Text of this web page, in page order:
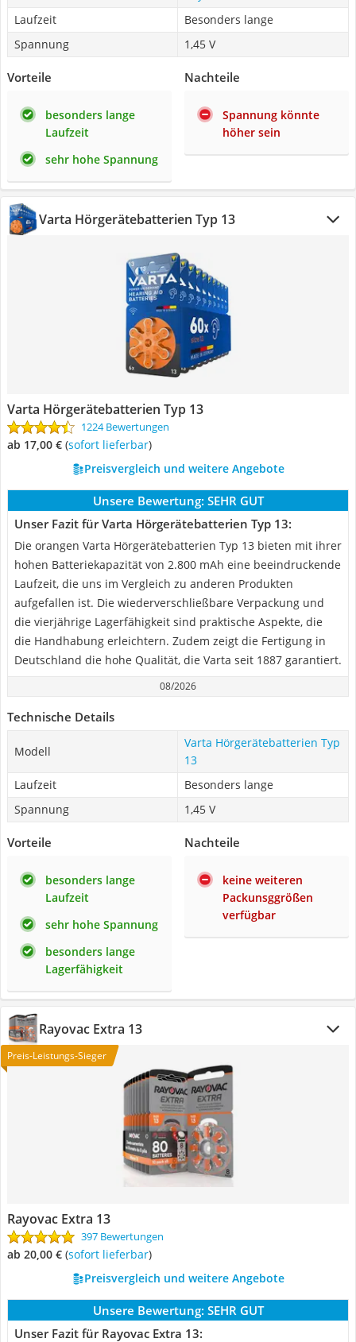
Laufzeit
Besonders lange
Spannung
1,45 V
Vorteile
besonders lange
Laufzeit
sehr hohe Spannung
Nachteile
Spannung könnte
höher sein
Varta Hörgerätebatterien Typ 13
Varta Hörgerätebatterien Typ 13
1224 Bewertungen
ab 17,00 € ( Sofort lieferbar)
Preisvergleich und weitere Angebote
Unsere Bewertung: SEHR GUT
Unser Fazit für Varta Hörgerätebatterien Typ 13:
Die orangen Varta Hörgerätebatterien Typ 13 bieten mit ihrer
hohen Batteriekapazität von 2.800 mAh eine beeindruckende
Laufzeit, die uns im Vergleich zu anderen Produkten
aufgefallen ist. Die wiederverschließbare Verpackung und
die vierjährige Lagerfähigkeit sind praktische Aspekte, die
die Handhabung erleichtern. Zudem zeigt die Fertigung in
Deutschland die hohe Qualität, die Varta seit 1887 garantiert.
08/2026
Technische Details
Modell
Varta Hörgerätebatterien Typ
13
Laufzeit
Besonders lange
Spannung
1,45 V
Vorteile
besonders lange
Laufzeit
sehr hohe Spannung
besonders lange
Lagerfähigkeit
Nachteile
keine weiteren
Packunsggrößen
verfügbar
Rayovac Extra 13
Preis-Leistungs-Sieger
Rayovac Extra 13
397 Bewertungen
ab 20,00 € ( Sofort lieferbar)
Preisvergleich und weitere Angebote
Unsere Bewertung: SEHR GUT
Unser Fazit für Rayovac Extra 13: